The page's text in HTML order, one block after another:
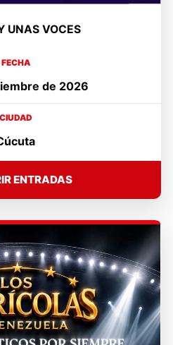
UNAS VOCES
FECHA
de 2026
CIUDAD
ENTRADAS